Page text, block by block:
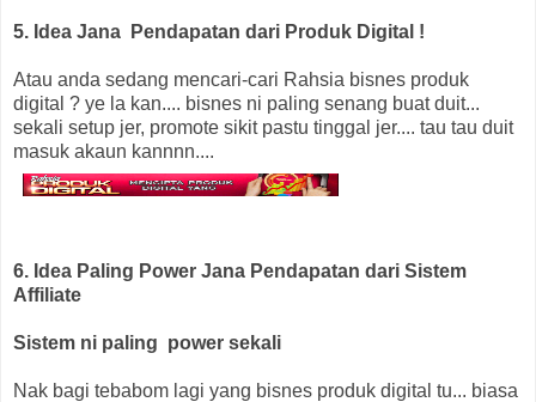
5. Idea Jana Pendapatan dari Produk Digital !
Atau anda sedang mencari-cari Rahsia bisnes produk
digital ? ye la kan.... bisnes ni paling senang buat duit...
sekali setup jer, promote sikit pastu tinggal jer.... tau tau duit
masuk akaun kannnn....
6. Idea Paling Power Jana Pendapatan dari Sistem
Affiliate
Sistem ni paling power sekali
Nak bagi tebabom lagi yang bisnes produk digital tu... biasa